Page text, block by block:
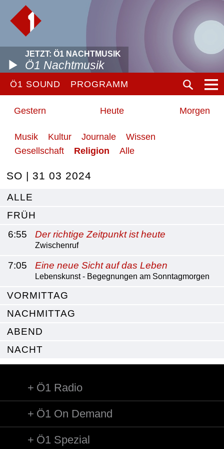
JETZT: Ö1 NACHTMUSIK
Ö1 Nachtmusik
Ö1 SOUND PROGRAMM
Gestern Heute Morgen
Musik Kultur Journale
Wissen
Gesellschaft
Religion Alle
SO | 31 03 2024
ALLE
FRÜH
6:55
Der richtige Zeitpunkt ist heute
Zwischenruf
7:05 Eine neue Sicht auf das Leben
Lebenskunst - Begegnungen am Sonntagmorgen
VORMITTAG
NACHMITTAG
ABEND
NACHT
Ö1 Radio
Ö1 On Demand
Ö1 Spezial